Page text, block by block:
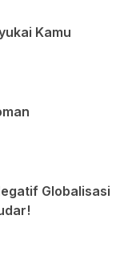
Kamu
Globalisasi